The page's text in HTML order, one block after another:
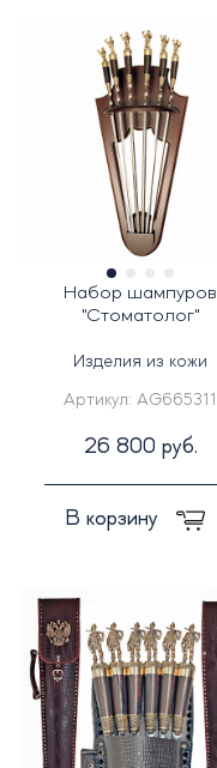
Набор шампуров
"Стоматолог"
Изделия из кожи
Артикул:AG665311
26 800 руб.
В корзину